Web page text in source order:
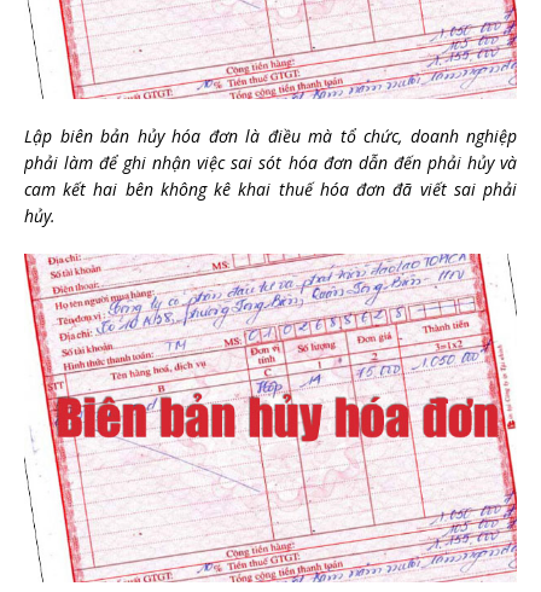
Lập biên bản hủy hóa đơn là điều mà tổ chức, doanh nghiệp
phải làm để ghi nhận việc sai sót hóa đơn dẫn đến phải hủy và
cam kết hai bên không kê khai thuế hóa đơn đã viết sai phải
hủy.